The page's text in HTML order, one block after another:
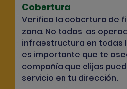
Cobertura
Verifica la cobertura de
zona. No todas las
infraestructura en todas
es importante que te
compañía que elijas
servicio en tu dirección.